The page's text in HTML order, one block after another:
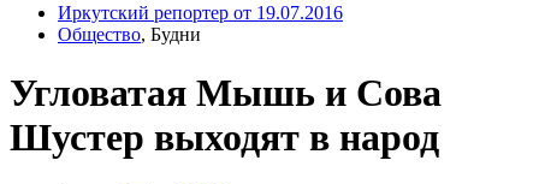
Иркутский репортер от 19.07.2016
Общество, Будни
Угловатая Мышь и Сова
Шустер выходят в народ